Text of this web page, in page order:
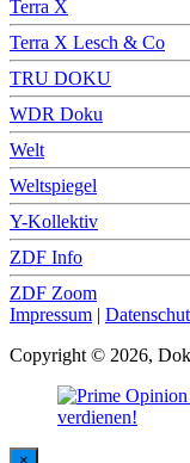
Terra X
Terra X Lesch & Co
TRU DOKU
WDR Doku
Welt
Weltspiegel
Y-Kollektiv
ZDF Info
ZDF Zoom
Impressum |
Copyright © 2026,